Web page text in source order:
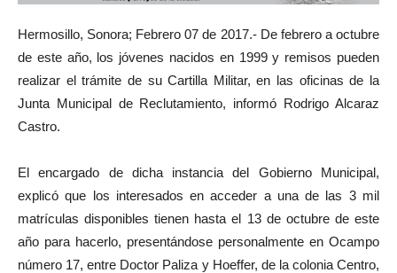
Hermosillo, Sonora; Febrero 07 de 2017.- De febrero a octubre
de este año, los jóvenes nacidos en 1999 y remisos pueden
realizar el trámite de su Cartilla Militar, en las oficinas de la
Junta Municipal de Reclutamiento, informó Rodrigo Alcaraz
Castro.
El encargado de dicha instancia del Gobierno Municipal,
explicó que los interesados en acceder a una de las 3 mil
matrículas disponibles tienen hasta el 13 de octubre de este
año para hacerlo, presentándose personalmente en Ocampo
número 17, entre Doctor Paliza y Hoeffer, de la colonia Centro,